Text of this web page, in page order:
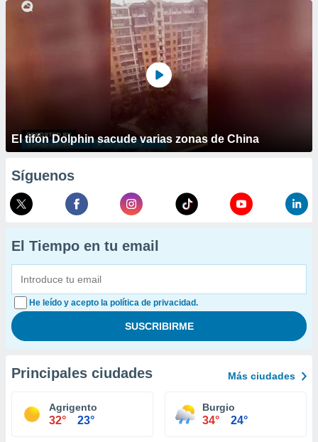
El tifón Dolphin sacude varias zonas de China
Síguenos
El Tiempo en tu email
He leído y acepto la política de privacidad.
Principales ciudades Más ciudades
Agrigento
32° 23°
Burgio
34° 24°